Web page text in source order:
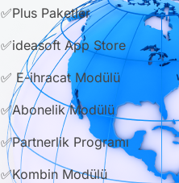
✅Plus Paketler
✅ideasoft App Store
✅ E-ihracat Modülü
✅Abonelik Modülü
✅Partnerlik Programı
✅Kombin Modülü